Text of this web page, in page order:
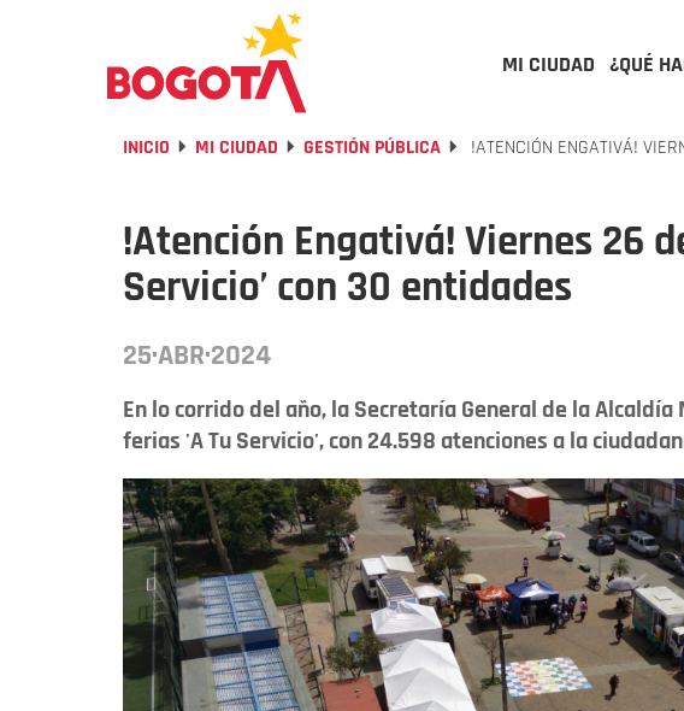
MI CIUDAD ¿QUÉ
INICIO MI CIUDAD GESTIÓN PÚBLICA !ATENCIÓN ENGATIVÁ!
!Atención Engativá! Viernes 26
Servicio’ con 30 entidades
25·ABR·2024
En lo corrido del año, la Secretaría General de la
ferias 'A Tu Servicio', con 24.598 atenciones a la